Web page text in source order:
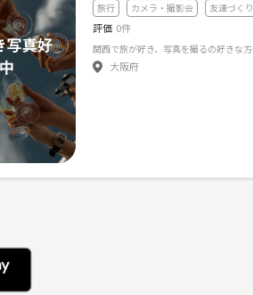
旅行 カメラ・撮影会 友達づくり
評価 0件
大阪府